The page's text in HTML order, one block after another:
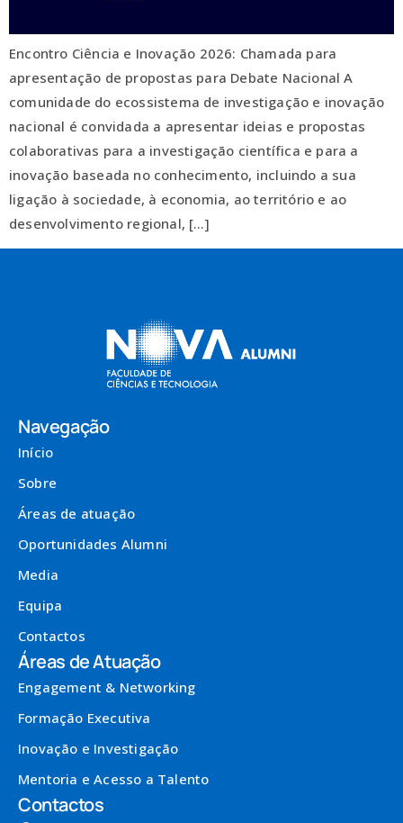
Encontro Ciência e Inovação 2026: Chamada para
apresentação de propostas para Debate Nacional A
comunidade do ecossistema de investigação e inovação
nacional é convidada a apresentar ideias e propostas
colaborativas para a investigação científica e para a
inovação baseada no conhecimento, incluindo a sua
ligação à sociedade, à economia, ao território e ao
desenvolvimento regional, […]
Navegação
Início
Sobre
Áreas de atuação
Oportunidades Alumni
Media
Equipa
Contactos
Áreas de Atuação
Engagement & Networking
Formação Executiva
Inovação e Investigação
Mentoria e Acesso a Talento
Contactos